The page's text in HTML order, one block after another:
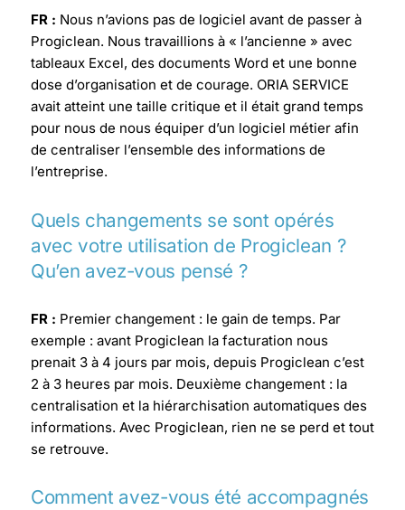
FR : Nous n’avions pas de logiciel avant de passer à
Progiclean. Nous travaillions à « l’ancienne » avec
tableaux Excel, des documents Word et une bonne
dose d’organisation et de courage. ORIA SERVICE
avait atteint une taille critique et il était grand temps
pour nous de nous équiper d’un logiciel métier afin
de centraliser l’ensemble des informations de
l’entreprise.
Quels changements se sont opérés
avec votre utilisation de Progiclean ?
Qu’en avez-vous pensé ?
FR : Premier changement : le gain de temps. Par
exemple : avant Progiclean la facturation nous
prenait 3 à 4 jours par mois, depuis Progiclean c’est
2 à 3 heures par mois. Deuxième changement : la
centralisation et la hiérarchisation automatiques des
informations. Avec Progiclean, rien ne se perd et tout
se retrouve.
Comment avez-vous été accompagnés